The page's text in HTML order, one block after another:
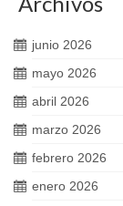
junio 2026
mayo 2026
abril 2026
marzo 2026
febrero 2026
enero 2026